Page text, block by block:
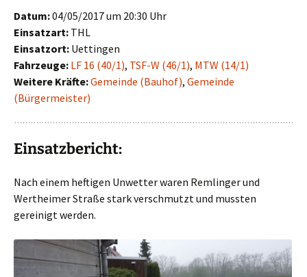
Datum:04/05/2017 um 20:30 Uhr
Einsatzart: THL
Einsatzort: Uettingen
Fahrzeuge: LF 16 (40/1), TSF-W (46/1), MTW (14/1)
Weitere Kräfte:Gemeinde (Bauhof), Gemeinde
(Bürgermeister)
Einsatzbericht:
Nach einem heftigen Unwetter waren Remlinger und
Wertheimer Straße stark verschmutzt und mussten
gereinigt werden.